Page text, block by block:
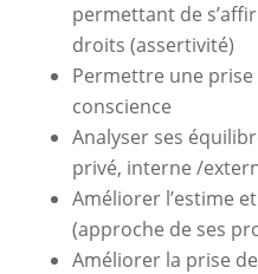
permettant de
droits (assertivité)
Permettre une prise
conscience
Analyser ses
privé, interne /
Améliorer l’estime
(approche de ses
Améliorer la prise